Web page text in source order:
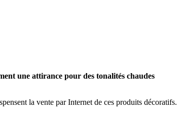
une attirance pour des tonalités chaudes
la vente par Internet de ces produits décoratifs.